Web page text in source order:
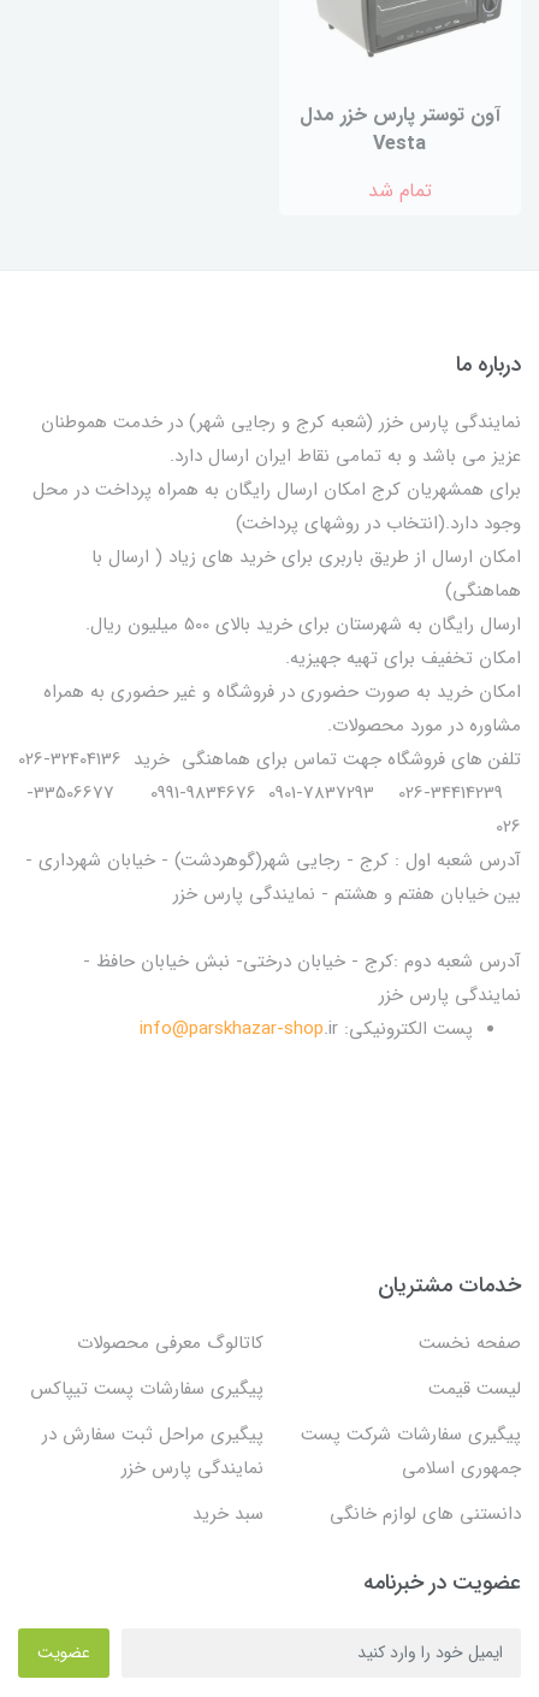
آون توستر پارس خزر مدل
Vesta
تمام شد
درباره ما
نمایندگی پارس خزر (شعبه کرج و رجایی شهر) در خدمت هموطنان
عزیز می باشد و به تمامی نقاط ایران ارسال دارد.
برای همشهریان کرج امکان ارسال رایگان به همراه پرداخت در محل
وجود دارد.(انتخاب در روشهای پرداخت)
امکان ارسال از طریق باربری برای خرید های زیاد ( ارسال با
هماهنگی)
ارسال رایگان به شهرستان برای خرید بالای 500 میلیون ریال.
امکان تخفیف برای تهیه جهیزیه.
امکان خرید به صورت حضوری در فروشگاه و غیر حضوری به همراه
مشاوره در مورد محصولات.
تلفن های فروشگاه جهت تماس برای هماهنگی خرید 32404136-026
34414239-026 7837293-0901 9834676-0991 33506677-
026
آدرس شعبه اول : کرج - رجایی شهر(گوهردشت) - خیابان شهرداری -
بین خیابان هفتم و هشتم - نمایندگی پارس خزر
آدرس شعبه دوم :کرج - خیابان درختی- نبش خیابان حافظ -
نمایندگی پارس خزر
پست الکترونیکی:
info@parskhazar-shop.ir
خدمات مشتریان
صفحه نخست
کاتالوگ معرفی محصولات
لیست قیمت
پیگیری سفارشات پست تیپاکس
پیگیری سفارشات شرکت پست
جمهوری اسلامی
پیگیری مراحل ثبت سفارش در
نمایندگی پارس خزر
دانستنی های لوازم خانگی
سبد خرید
عضویت در خبرنامه
عضویت